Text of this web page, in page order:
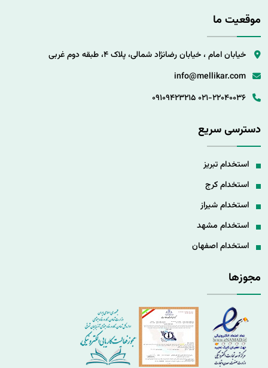
موقعیت ما
خیابان امام ، خیابان رضانژاد شمالی، پلاک 4، طبقه دوم غربی
info@mellikar.com
021-22040036
09109423215
دسترسی سریع
استخدام تبریز
استخدام کرج
استخدام شیراز
استخدام مشهد
استخدام اصفهان
مجوزها